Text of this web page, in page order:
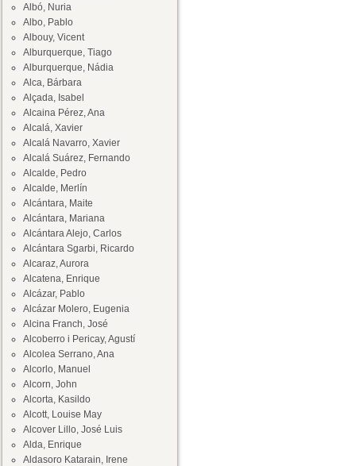
Albó, Nuria
Albo, Pablo
Albouy, Vicent
Alburquerque, Tiago
Alburquerque, Nádia
Alca, Bárbara
Alçada, Isabel
Alcaina Pérez, Ana
Alcalá, Xavier
Alcalá Navarro, Xavier
Alcalá Suárez, Fernando
Alcalde, Pedro
Alcalde, Merlín
Alcántara, Maite
Alcántara, Mariana
Alcántara Alejo, Carlos
Alcántara Sgarbi, Ricardo
Alcaraz, Aurora
Alcatena, Enrique
Alcázar, Pablo
Alcázar Molero, Eugenia
Alcina Franch, José
Alcoberro i Pericay, Agustí
Alcolea Serrano, Ana
Alcorlo, Manuel
Alcorn, John
Alcorta, Kasildo
Alcott, Louise May
Alcover Lillo, José Luis
Alda, Enrique
Aldasoro Katarain, Irene